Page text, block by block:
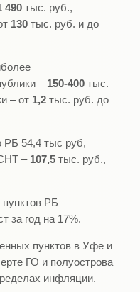
490тыс. руб.,
130тыс. руб. и до
– 150-400 тыс.
– от 1,2тыс. руб. до
РБ 54,4 тыс руб,
– 107,5тыс. руб.,
РБ
за год на 17%.
пунктов в Уфе и
ГО и полуострова
инфляции.